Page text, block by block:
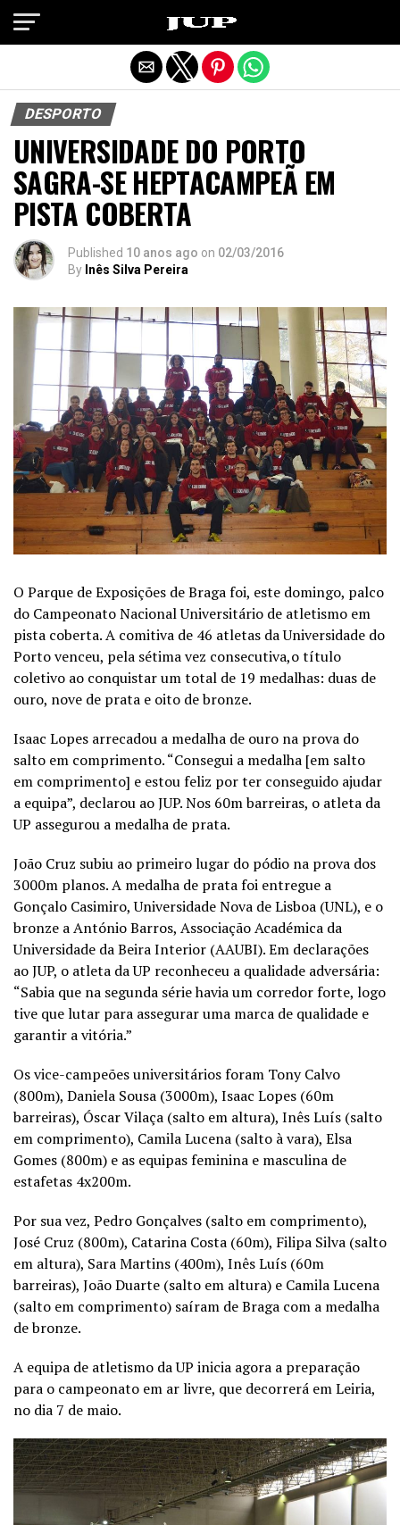
DESPORTO
UNIVERSIDADE DO PORTO
SAGRA-SE HEPTACAMPEÃ EM
PISTA COBERTA
Published 10 anos ago on 02/03/2016
By Inês Silva Pereira
O Parque de Exposições de Braga foi, este domingo, palco
do Campeonato Nacional Universitário de atletismo em
pista coberta. A comitiva de 46 atletas da Universidade do
Porto venceu, pela sétima vez consecutiva,o título
coletivo ao conquistar um total de 19 medalhas: duas de
ouro, nove de prata e oito de bronze.
Isaac Lopes arrecadou a medalha de ouro na prova do
salto em comprimento. “Consegui a medalha [em salto
em comprimento] e estou feliz por ter conseguido ajudar
a equipa”, declarou ao JUP. Nos 60m barreiras, o atleta da
UP assegurou a medalha de prata.
João Cruz subiu ao primeiro lugar do pódio na prova dos
3000m planos. A medalha de prata foi entregue a
Gonçalo Casimiro, Universidade Nova de Lisboa (UNL), e o
bronze a António Barros, Associação Académica da
Universidade da Beira Interior (AAUBI). Em declarações
ao JUP, o atleta da UP reconheceu a qualidade adversária:
“Sabia que na segunda série havia um corredor forte, logo
tive que lutar para assegurar uma marca de qualidade e
garantir a vitória.”
Os vice-campeões universitários foram Tony Calvo
(800m), Daniela Sousa (3000m), Isaac Lopes (60m
barreiras), Óscar Vilaça (salto em altura), Inês Luís (salto
em comprimento), Camila Lucena (salto à vara), Elsa
Gomes (800m) e as equipas feminina e masculina de
estafetas 4x200m.
Por sua vez, Pedro Gonçalves (salto em comprimento),
José Cruz (800m), Catarina Costa (60m), Filipa Silva (salto
em altura), Sara Martins (400m), Inês Luís (60m
barreiras), João Duarte (salto em altura) e Camila Lucena
(salto em comprimento) saíram de Braga com a medalha
de bronze.
A equipa de atletismo da UP inicia agora a preparação
para o campeonato em ar livre, que decorrerá em Leiria,
no dia 7 de maio.
Exit mobile version